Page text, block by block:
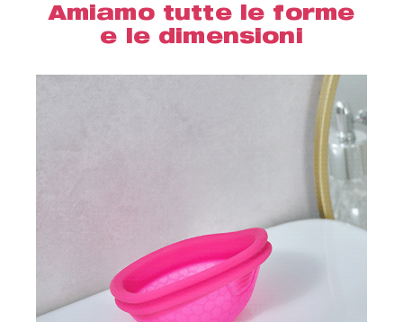
Amiamo tutte le forme
e le dimensioni